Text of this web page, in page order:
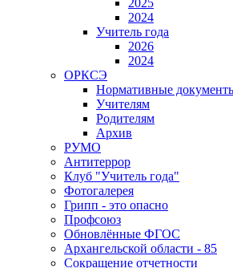
2024
Учитель года
2026
2024
ОРКСЭ
Нормативные
Учителям
Родителям
Архив
РУМО
Антитеррор
Клуб "Учитель года"
Фотогалерея
Грипп - это опасно
Профсоюз
Обновлённые ФГОС
Архангельской области - 85
Сокращение отчетности